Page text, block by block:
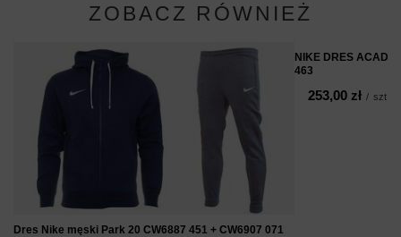
ZOBACZ RÓWNIEŻ
Dres Nike męski Park 20 CW6887 451 + CW6907 071
NIKE DRES
463
253,00 zł / szt.